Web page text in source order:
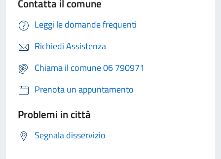
Contatta il comune
Leggi le domande frequenti
Richiedi Assistenza
Chiama il comune 06 790971
Prenota un appuntamento
Problemi in città
Segnala disservizio